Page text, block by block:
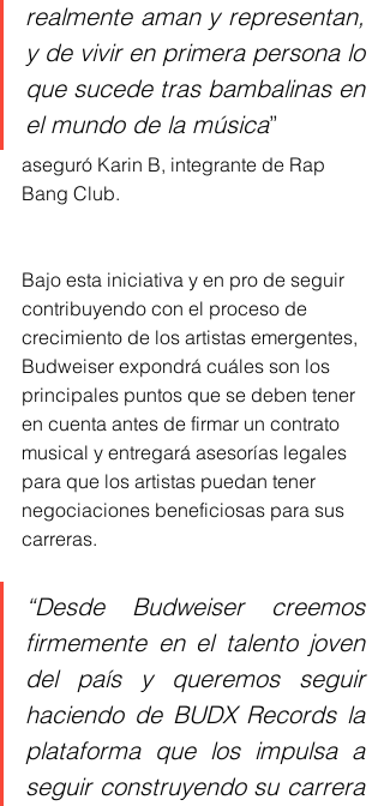
realmente aman y representan,
y de vivir en primera persona lo
que sucede tras bambalinas en
el mundo de la música”
aseguró Karin B, integrante de Rap
Bang Club.
Bajo esta iniciativa y en pro de seguir
contribuyendo con el proceso de
crecimiento de los artistas emergentes,
Budweiser expondrá cuáles son los
principales puntos que se deben tener
en cuenta antes de firmar un contrato
musical y entregará asesorías legales
para que los artistas puedan tener
negociaciones beneficiosas para sus
carreras.
“Desde Budweiser creemos
firmemente en el talento joven
del país y queremos seguir
haciendo de BUDX Records la
plataforma que los impulsa a
seguir construyendo su carrera